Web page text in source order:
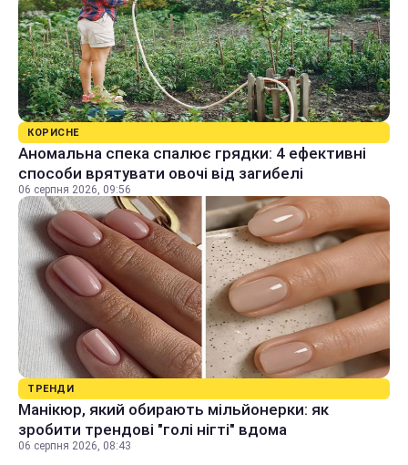
КОРИСНЕ
Аномальна спека спалює грядки: 4 ефективні
способи врятувати овочі від загибелі
06 серпня 2026, 09:56
ТРЕНДИ
Манікюр, який обирають мільйонерки: як
зробити трендові "голі нігті" вдома
06 серпня 2026, 08:43